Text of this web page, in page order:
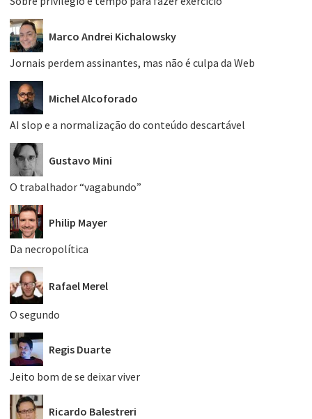
Marco Andrei Kichalowsky
Jornais perdem assinantes, mas não é culpa da Web
Michel Alcoforado
AI slop e a normalização do conteúdo descartável
Gustavo Mini
O trabalhador “vagabundo”
Philip Mayer
Da necropolítica
Rafael Merel
O segundo
Regis Duarte
Jeito bom de se deixar viver
Ricardo Balestreri